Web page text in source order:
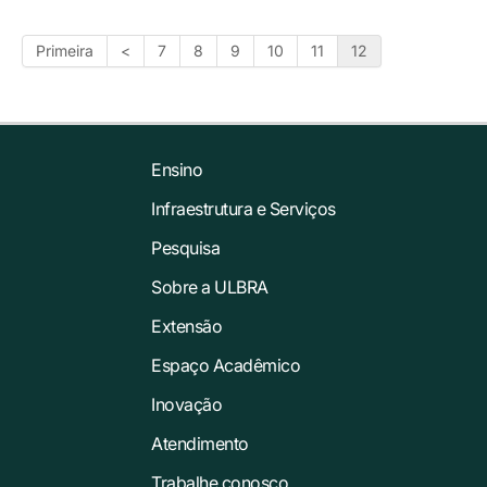
Primeira < 7 8 9 10 11 12
Ensino
Infraestrutura e Serviços
Pesquisa
Sobre a ULBRA
Extensão
Espaço Acadêmico
Inovação
Atendimento
Trabalhe conosco